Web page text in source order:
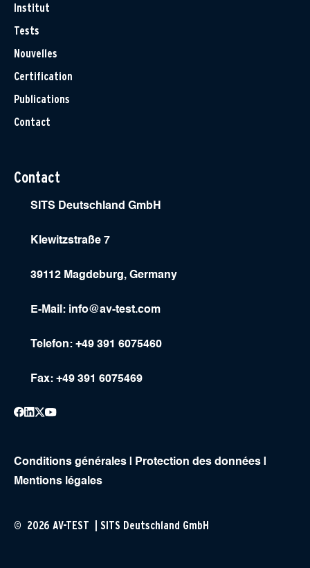
Institut
Tests
Nouvelles
Certification
Publications
Contact
Contact
SITS Deutschland GmbH
Klewitzstraße 7
39112 Magdeburg, Germany
E-Mail: info@av-test.com
Telefon: +49 391 6075460
Fax: +49 391 6075469
Conditions générales Protection des données
Mentions légales
© 2026 AV-TEST | SITS Deutschland GmbH